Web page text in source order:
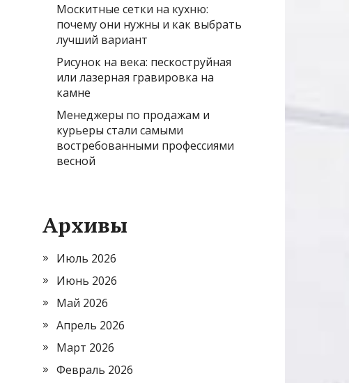
Москитные сетки на кухню:
почему они нужны и как выбрать
лучший вариант
Рисунок на века: пескоструйная
или лазерная гравировка на
камне
Менеджеры по продажам и
курьеры стали самыми
востребованными профессиями
весной
Архивы
Июль 2026
Июнь 2026
Май 2026
Апрель 2026
Март 2026
Февраль 2026